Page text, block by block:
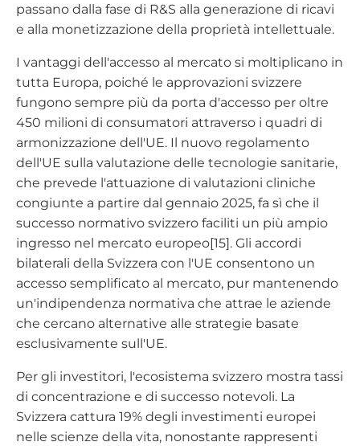
passano dalla fase di R&S alla generazione di ricavi
e alla monetizzazione della proprietà intellettuale.
I vantaggi dell'accesso al mercato si moltiplicano in
tutta Europa, poiché le approvazioni svizzere
fungono sempre più da porta d'accesso per oltre
450 milioni di consumatori attraverso i quadri di
armonizzazione dell'UE. Il nuovo regolamento
dell'UE sulla valutazione delle tecnologie sanitarie,
che prevede l'attuazione di valutazioni cliniche
congiunte a partire dal gennaio 2025, fa sì che il
successo normativo svizzero faciliti un più ampio
ingresso nel mercato europeo[15]. Gli accordi
bilaterali della Svizzera con l'UE consentono un
accesso semplificato al mercato, pur mantenendo
un'indipendenza normativa che attrae le aziende
che cercano alternative alle strategie basate
esclusivamente sull'UE.
Per gli investitori, l'ecosistema svizzero mostra tassi
di concentrazione e di successo notevoli. La
Svizzera cattura 19% degli investimenti europei
nelle scienze della vita, nonostante rappresenti